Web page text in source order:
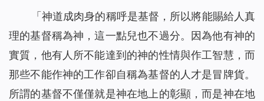
「神道成肉身的稱呼是基督，所以將能賜給人真
理的基督稱為神，這一點兒也不過分。因為他有神的
實質，他有人所不能達到的神的性情與作工智慧，而
那些不能作神的工作卻自稱為基督的人才是冒牌貨。
所謂的基督不僅僅就是神在地上的彰顯，而是神在地